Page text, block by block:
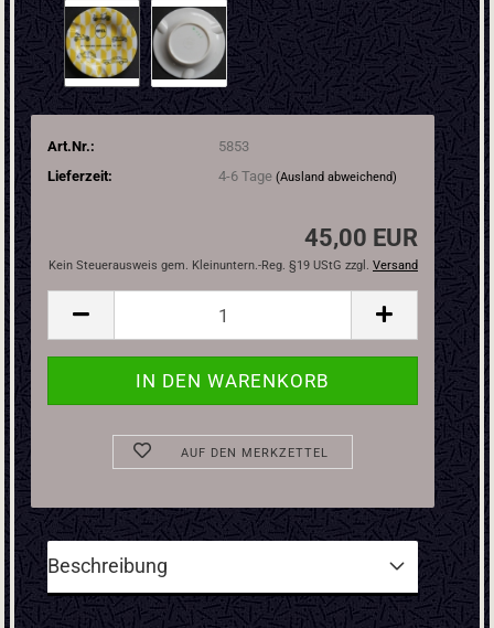
Art.Nr.:
5853
Lieferzeit:
4-6 Tage (Ausland abweichend)
45,00 EUR
Kein Steuerausweis gem. Kleinuntern.-Reg. §19 UStG zzgl. Versand
AUF DEN MERKZETTEL
Beschreibung